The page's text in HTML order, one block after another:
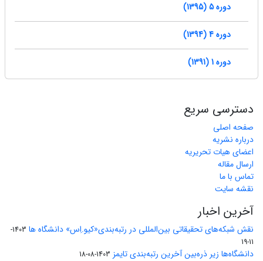
دوره 5 (1395)
دوره 4 (1394)
دوره 1 (1391)
دسترسی سریع
صفحه اصلی
درباره نشریه
اعضای هیات تحریریه
ارسال مقاله
تماس با ما
نقشه سایت
آخرین اخبار
نقش شبکه‌های تحقیقاتی بین‌المللی در رتبه‌بندی«کیو.اِس» دانشگاه ها
1403-
11-19
دانشگاه‌ها زیر ذره‌بین آخرین رتبه‌بندی تایمز 1403-08-18